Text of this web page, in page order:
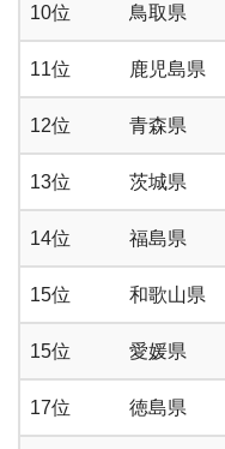
10位 鳥取県
11位 鹿児島県
12位 青森県
13位 茨城県
14位 福島県
15位 和歌山県
15位 愛媛県
17位 徳島県